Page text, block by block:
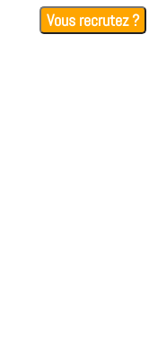
Vous recrutez ?